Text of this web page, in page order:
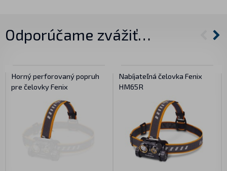
Odporúčame zvážiť…
Horný perforovaný popruh
pre čelovky Fenix
Nabíjateľná čelovka Fenix
HM65R